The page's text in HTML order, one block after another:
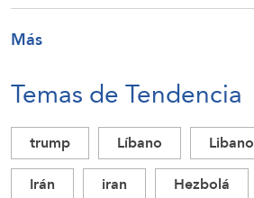
Más
Temas de Tendencia
trump Líbano Libano
Irán
iran Hezbolá